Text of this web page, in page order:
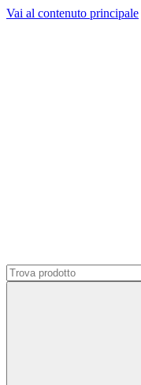
Vai al contenuto principale